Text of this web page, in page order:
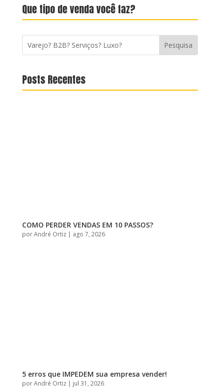
Que tipo de venda você faz?
Posts Recentes
COMO PERDER VENDAS EM 10 PASSOS?
porAndré Ortiz| ago 7, 2026
5 erros que IMPEDEM sua empresa vender!
porAndré Ortiz| jul 31, 2026